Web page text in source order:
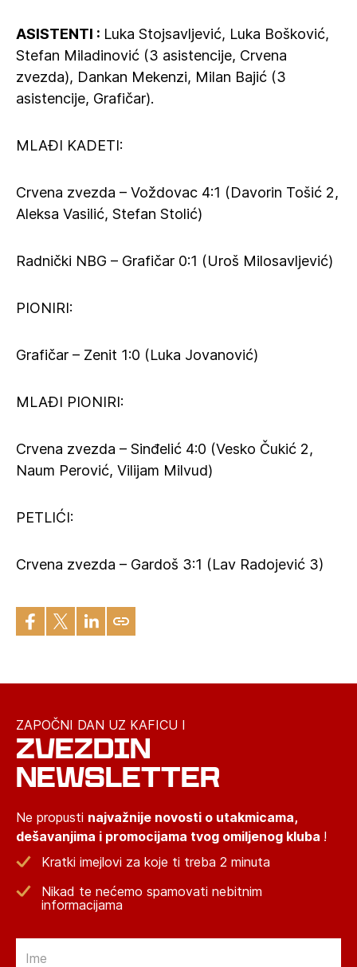
ASISTENTI : Luka Stojsavljević, Luka Bošković,
Stefan Miladinović (3 asistencije, Crvena
zvezda), Dankan Mekenzi, Milan Bajić (3
asistencije, Grafičar).
MLAĐI KADETI:
Crvena zvezda – Voždovac 4:1 (Davorin Tošić 2,
Aleksa Vasilić, Stefan Stolić)
Radnički NBG – Grafičar 0:1 (Uroš Milosavljević)
PIONIRI:
Grafičar – Zenit 1:0 (Luka Jovanović)
MLAĐI PIONIRI:
Crvena zvezda – Sinđelić 4:0 (Vesko Čukić 2,
Naum Perović, Vilijam Milvud)
PETLIĆI:
Crvena zvezda – Gardoš 3:1 (Lav Radojević 3)
ZAPOČNI DAN UZ KAFICU I
ZVEZDIN
NEWSLETTER
Ne propusti najvažnije novosti o utakmicama,
dešavanjima i promocijama tvog omiljenog kluba !
Kratki imejlovi za koje ti treba 2 minuta
Nikad te nećemo spamovati nebitnim
informacijama